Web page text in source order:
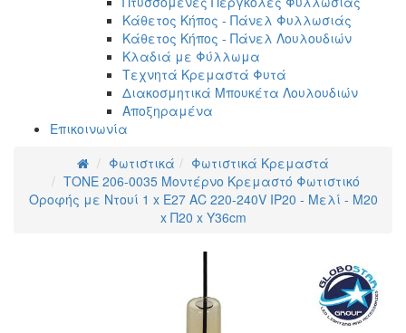
Κάθετος Κήπος - Πάνελ Φυλλωσιάς
Κάθετος Κήπος - Πάνελ Λουλουδιών
Κλαδιά με Φύλλωμα
Τεχνητά Κρεμαστά Φυτά
Διακοσμητικά Μπουκέτα Λουλουδιών
Αποξηραμένα
Επικοινωνία
Φωτιστικά
Φωτιστικά Κρεμαστά
ΤΟΝΕ 206-0035 Μοντέρνο Κρεμαστό Φωτιστικό
Οροφής με Ντουί 1 x E27 AC 220-240V IP20 - Mελί - Μ20
x Π20 x Υ36cm